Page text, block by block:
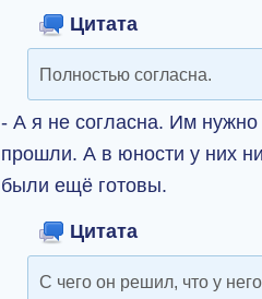
Цитата
Полностью согласна.
- А я не согласна. Им
прошли. А в юности у них
были ещё готовы.
Цитата
С чего он решил, что у